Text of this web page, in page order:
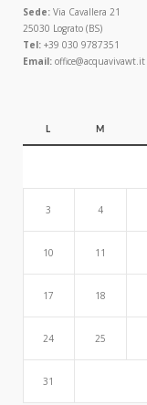
Sede:Via Cavallera 21
25030 Lograto (BS)
Tel:+39 030 9787351
Email:office@acquavivawt.it
L M
3 4
10 11
17 18
24 25
31